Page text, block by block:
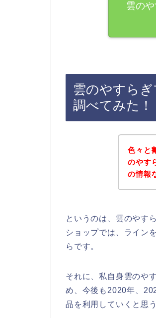
雲の
雲のやすら
調べてみた！
色々と
のやす
の情報
というのは、雲のやす
ショップでは、ライン
らです。
それに、私自身雲のや
め、今後も2020年、
品を利用していくと思